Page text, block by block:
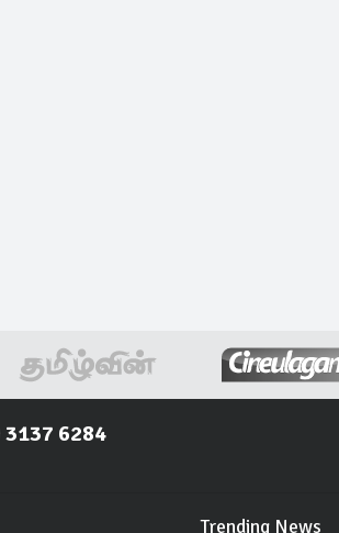
3137 6284
Trending News